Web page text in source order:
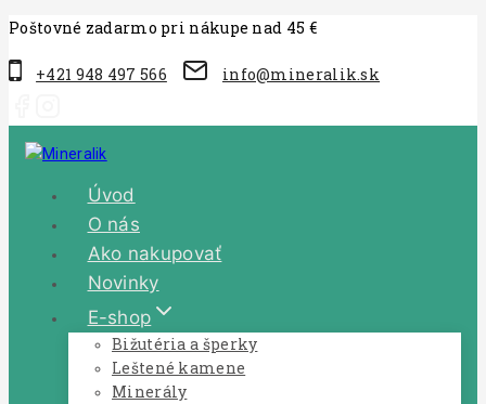
Poštovné zadarmo pri nákupe nad 45 €
+421 948 497 566 info@mineralik.sk
Úvod
O nás
Ako nakupovať
Novinky
E-shop
Bižutéria a šperky
Leštené kamene
Minerály